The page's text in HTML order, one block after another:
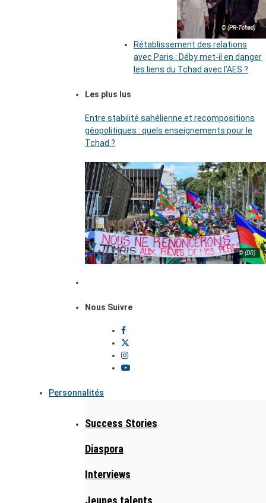
© (PR-Tchad)
Rétablissement des relations
avec Paris : Déby met-il en danger
les liens du Tchad avec l’AES ?
Les plus lus
Entre stabilité sahélienne et recompositions
géopolitiques : quels enseignements pour le
Tchad ?
© (DR)
Nous Suivre
Personnalités
Success Stories
Diaspora
Interviews
Jeunes talents